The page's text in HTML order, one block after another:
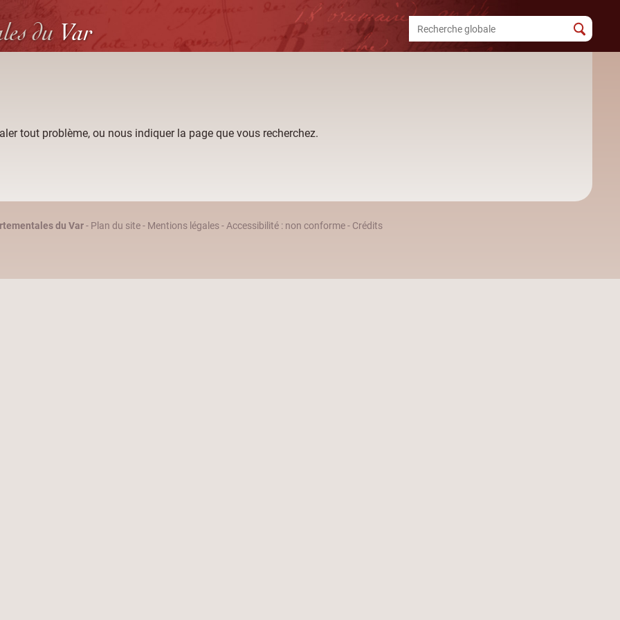
du Var
tout problème, ou nous indiquer la page que vous recherchez.
du Var- Plan du site- Mentions légales-Accessibilité : non conforme- Crédits